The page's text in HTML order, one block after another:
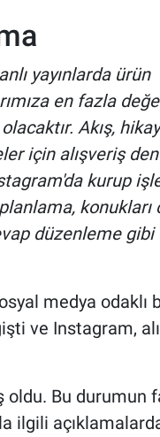
yayınlarda ürün
en fazla
Akış,
için alışveriş
kurup
konukları
düzenleme gibi
medya odaklı
ve Instagram,
Bu durumun
ilgili